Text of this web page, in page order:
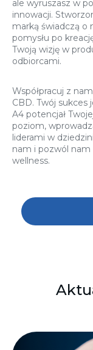
ale wyruszasz w
innowacji.
marką świadczą o
pomysłu po
Twoją wizję w
odbiorcami.
Współpracuj z
CBD. Twój sukces
A4 potencjał
poziom,
liderami w
nam i pozwól nam
wellness.